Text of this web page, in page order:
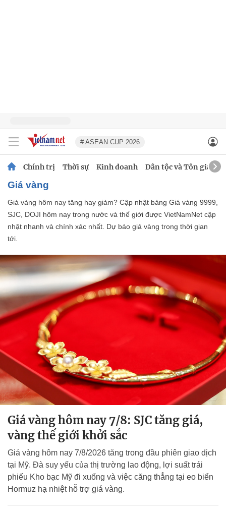
# ASEAN CUP 2026
Chính trị Thời sự Kinh doanh Dân tộc và Tôn giáo
Giá vàng
Giá vàng hôm nay tăng hay giảm? Cập nhật bảng Giá vàng 9999,
SJC, DOJI hôm nay trong nước và thế giới được VietNamNet cập
nhật nhanh và chính xác nhất. Dự báo giá vàng trong thời gian
tới.
Giá vàng hôm nay 7/8: SJC tăng giá,
vàng thế giới khởi sắc
Giá vàng hôm nay 7/8/2026 tăng trong đầu phiên giao dịch
tại Mỹ. Đà suy yếu của thị trường lao động, lợi suất trái
phiếu Kho bạc Mỹ đi xuống và việc căng thẳng tại eo biển
Hormuz hạ nhiệt hỗ trợ giá vàng.